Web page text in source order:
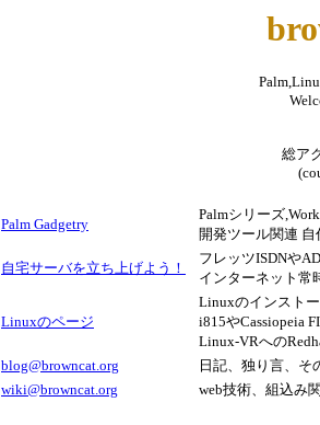
総ア
Palm Gadgetry
Palmシリーズ
開発ツール関連 自
自宅サーバを立ち上げよう！
フレッツISDNや
インターネット常
Linuxのページ
Linuxのインスト
i815やCassiopeia
Linux-VRへの
blog@browncat.org
日記、独り言、そ
wiki@browncat.org
web技術、組込み